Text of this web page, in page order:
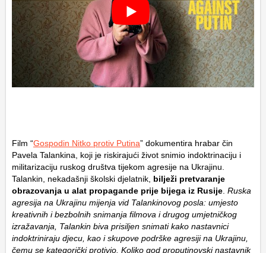
Film “Gospodin Nitko protiv Putina” dokumentira hrabar čin
Pavela Talankina, koji je riskirajući život snimio indoktrinaciju i
militarizaciju ruskog društva tijekom agresije na Ukrajinu.
Talankin, nekadašnji školski djelatnik, bilježi pretvaranje
obrazovanja u alat propagande prije bijega iz Rusije Ruska
agresija na Ukrajinu mijenja vid Talankinovog posla: umjesto
kreativnih i bezbolnih snimanja filmova i drugog umjetničkog
izražavanja, Talankin biva prisiljen snimati kako nastavnici
indoktriniraju djecu, kao i skupove podrške agresiji na Ukrajinu,
čemu se kategorički protivio. Koliko god proputinovski nastavnik